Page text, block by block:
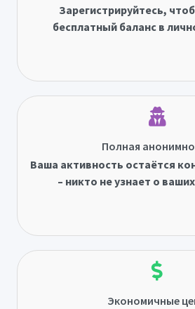
Зарегистрируйтесь,
бесплатный баланс в
Полная
Ваша активность остаётся
– никто не узнает о
Экономичные